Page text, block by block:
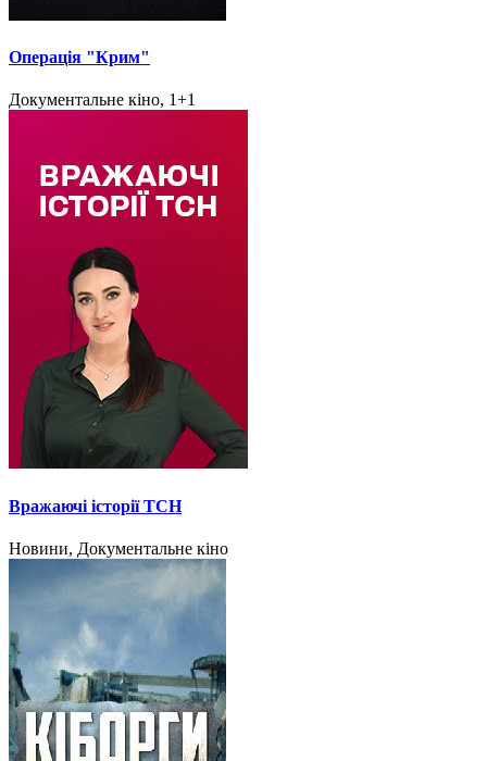
Операція "Крим"
Документальне кіно, 1+1
Вражаючі історії ТСН
Новини, Документальне кіно